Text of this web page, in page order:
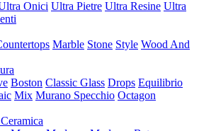
Onici Ultra Pietre Ultra Resine Ultra
Marble Stone Style Wood And
Boston Classic Glass Drops Equilibrio
Mix Murano Specchio Octagon